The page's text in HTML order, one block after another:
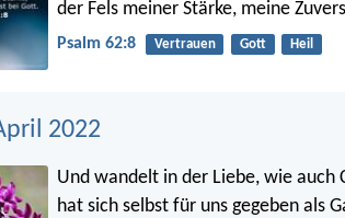
der Fels meiner Stärke, meine
Psalm 62:8 Vertrauen Gott Heil
2022
Und wandelt in der Liebe, wie auch
hat sich selbst für uns gegeben als